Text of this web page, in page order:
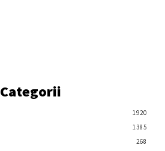
Categorii
1920
1385
268